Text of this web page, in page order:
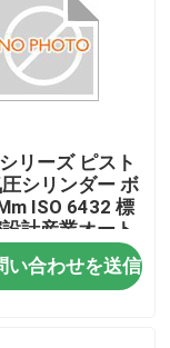
リーズ ピスト
シリンダー ボ
ISO 6432 標
計産業オート
ン ソリューシ
い合わせを送信